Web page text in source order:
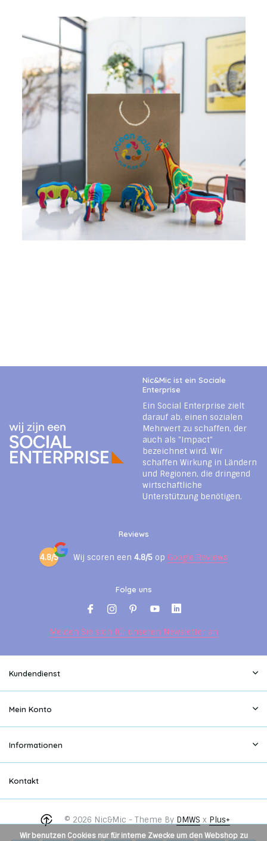
Nic&Mic ist ein Sociale
Enterprise
Ein Social Enterprise zielt
darauf ab, einen sozialen
Mehrwert zu schaffen, der
auch als "Impact"
bezeichnet wird. Wir
schaffen Wirkung in Ländern
und Regionen, die dringend
wirtschaftliche
Unterstützung benötigen.
Reviews
4.8/5 Wij scoren een 4.8/5 op Google Reviews
Folge uns
Melden Sie sich für unseren Newsletter an
Kundendienst
Mein Konto
Informationen
Kontakt
© 2026 Nic&Mic - Theme By DMWS x Plus+
Wir benutzen Cookies nur für interne Zwecke um den Webshop zu